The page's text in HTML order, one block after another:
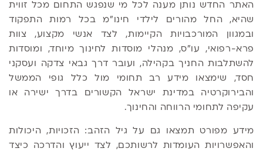
האתר החדש נותן מענה לכל מי שנפגש התחום מכל זווית
שהיא, החל מהורים לילדי חינו"מ בכל רמות התפקוד
ובמגוון המורכבויות הקיימות, לצד אנשי מקצוע, צוות
פרא-רפואי, עו"ס, מנהלי מוסדות לחינוך מיוחד, ומוסדות
להשתלבות החניך בקהילה, ועובר דרך גבאי צדקה ועסקני
חסד, שימצאו מידע רב תחומי מול כלל גופי הממשל
והבירוקרטיה במדינת ישראל הקשורים בדרך ישירה או
עקיפה לתחומי הרווחה והחינוך.
מידע מפורט תמצאו גם על גיל הזהב: הזכויות, היכולות
והאפשרויות העומדות לרשותכם, לצד ייעוץ והדרכה כיצד